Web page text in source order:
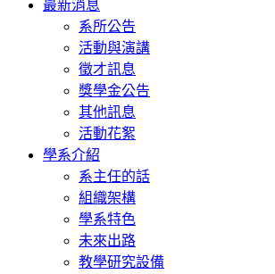
navigation
最新消息
系所公告
活動與演講
徵才訊息
獎學金公告
其他訊息
活動花絮
學系介紹
系主任的話
組織架構
學系特色
未來出路
教學研究設備